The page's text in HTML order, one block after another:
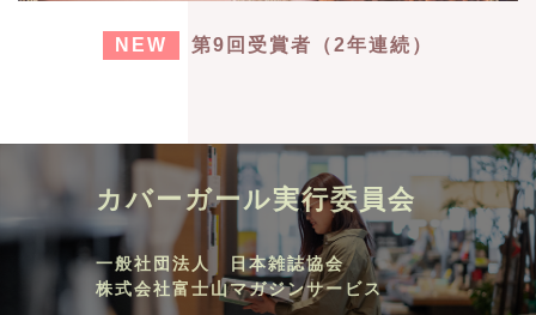
NEW 第9回受賞者（2年連続）
カバーガール実行委員会
一般社団法人 日本雑誌協会
株式会社富士山マガジンサービス